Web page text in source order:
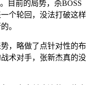
目前的局势，杀BOSS
个轮回，没法打破这样
。
，略做了点针对性的布
术对手，张新杰真的没